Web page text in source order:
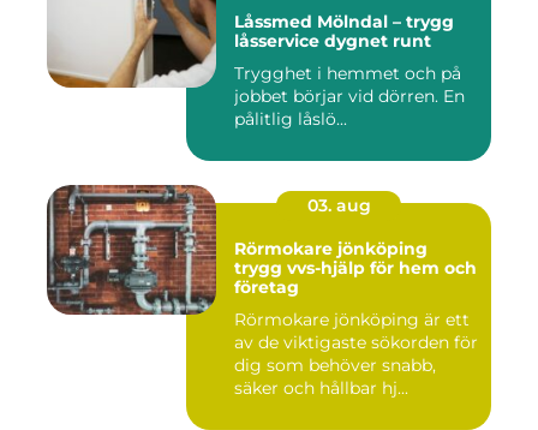
Låssmed Mölndal – trygg
låsservice dygnet runt
Trygghet i hemmet och på
jobbet börjar vid dörren. En
pålitlig låslö...
03. aug
Rörmokare jönköping
trygg vvs-hjälp för hem och
företag
Rörmokare jönköping är ett
av de viktigaste sökorden för
dig som behöver snabb,
säker och hållbar hj...